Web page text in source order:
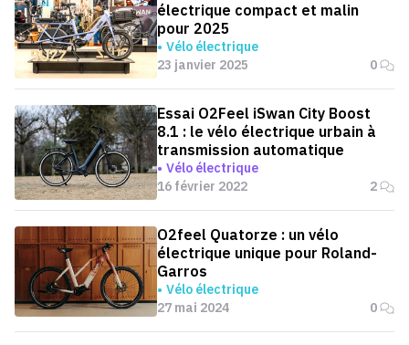
électrique compact et malin
pour 2025
Vélo électrique
23 janvier 2025
0
Essai O2Feel iSwan City Boost
8.1 : le vélo électrique urbain à
transmission automatique
Vélo électrique
16 février 2022
2
O2feel Quatorze : un vélo
électrique unique pour Roland-
Garros
Vélo électrique
27 mai 2024
0